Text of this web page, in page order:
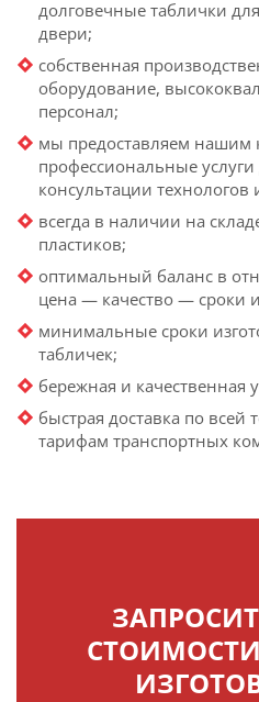
долговечные таблички
двери;
собственная
оборудование,
персонал;
мы предоставляем нашим
профессиональные
консультации технологов
всегда в наличии на
пластиков;
оптимальный баланс в
цена — качество — сроки
минимальные сроки
табличек;
бережная и качественная
быстрая доставка по всей
тарифам транспортных